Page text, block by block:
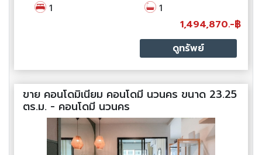
1
1
1,494,870.-฿
ดูทรัพย์
ขาย คอนโดมิเนียม คอนโดมี นวนคร ขนาด 23.25
ตร.ม. - คอนโดมี นวนคร